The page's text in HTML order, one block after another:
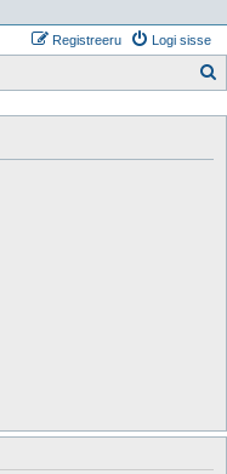
Logi sisse
Registreeru